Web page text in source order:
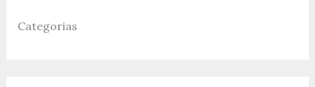
Categorias